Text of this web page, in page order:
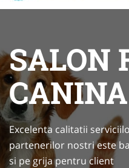
SALON
CANINA
Excelenta calitatii
partenerilor nostri este
si pe grija pentru client